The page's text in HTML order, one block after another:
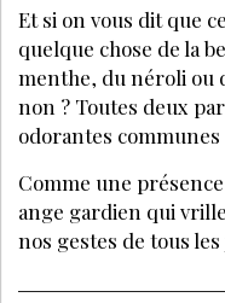
Et si on vous dit que
quelque chose de la
menthe, du néroli ou
non ? Toutes deux
odorantes communes
Comme une
ange gardien qui
nos gestes de tous